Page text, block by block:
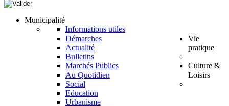
Municipalité
Informations utiles
Démarches
Actualité
Bulletins
Marchés Publics
Vie
pratique
Au Quotidien
Social
Education
Urbanisme
Culture &
Loisirs